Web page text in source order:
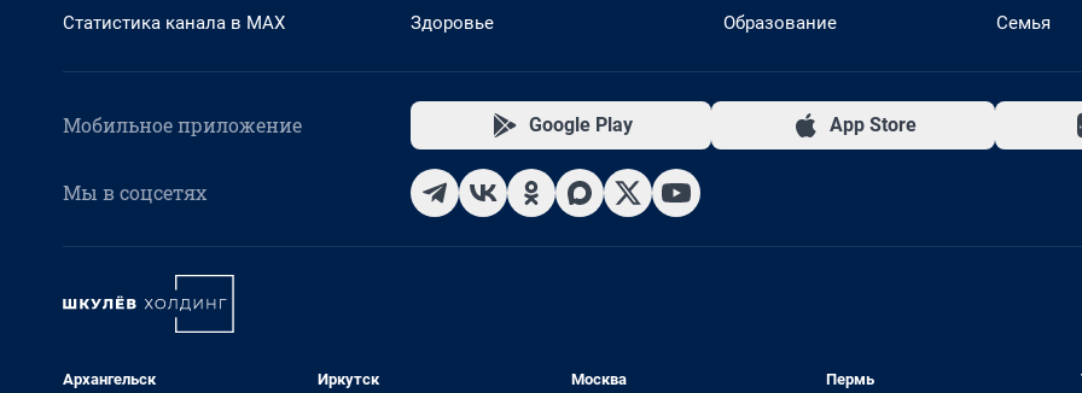
Статистика канала в MAX
Здоровье
Образование
Семья
Мобильное приложение Google Play App Store
Мы в соцсетях
Архангельск
Иркутск
Москва
Пермь